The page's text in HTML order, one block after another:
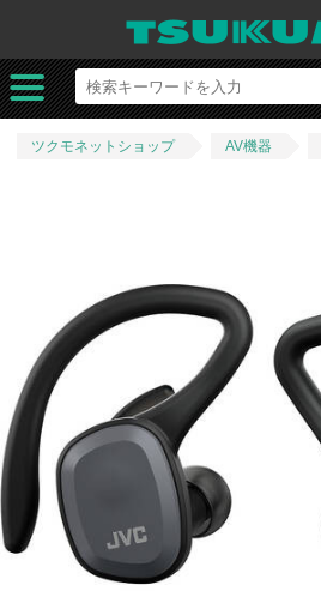
ツクモネットショップ AV機器